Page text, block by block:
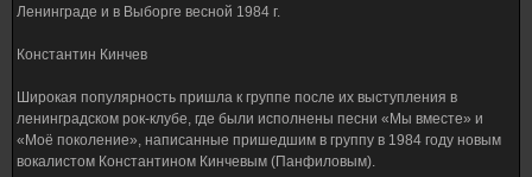
Ленинграде и в Выборге весной 1984 г.
Константин Кинчев
Широкая популярность пришла к группе после их выступления в
ленинградском рок-клубе, где были исполнены песни «Мы вместе» и
«Моё поколение», написанные пришедшим в группу в 1984 году новым
вокалистом Константином Кинчевым (Панфиловым).